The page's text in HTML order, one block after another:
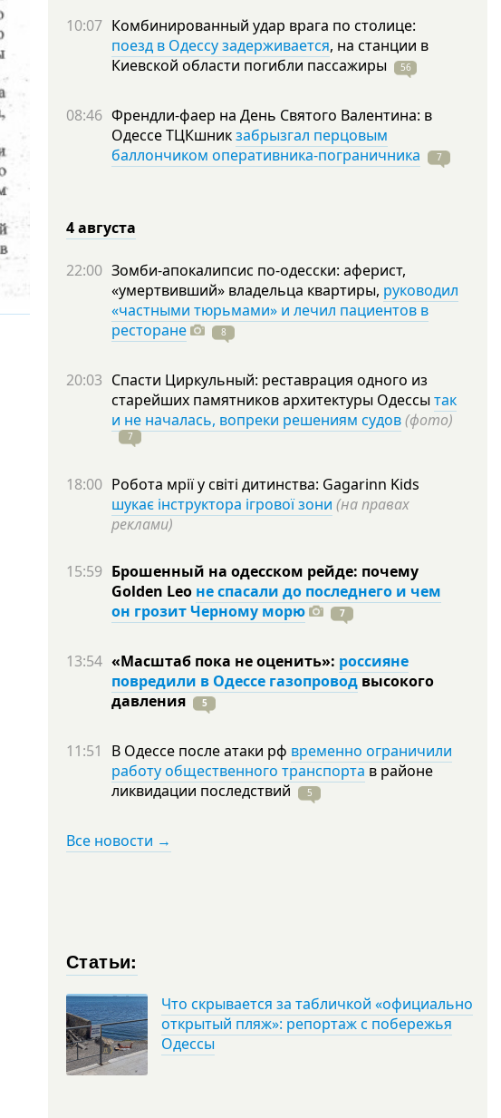
10:07 Комбинированный удар врага по столице:
поезд в Одессу задерживается, на станции в
Киевской области погибли пассажиры 56
08:46 Френдли-фаер на День Святого Валентина: в
Одессе ТЦКшникзабрызгал перцовым
баллончиком оперативника-пограничника
7
4 августа
22:00 Зомби-апокалипсис по-одесски: аферист,
«умертвивший» владельца квартиры, руководил
«частными тюрьмами» и лечил пациентов в
ресторане
8
20:03 Спасти Циркульный: реставрация одного из
старейших памятников архитектуры Одессы так
и не началась, вопреки решениям судов(фото)
7
18:00 Робота мрії у світі дитинства: Gagarinn Kids
шукає інструктора ігрової зони (на правах
реклами)
15:59 Брошенный на одесском рейде: почему
Golden Leo не спасали до последнего и чем
он грозит Черному морю
7
13:54 «Масштаб пока не оценить»: россияне
повредили в Одессе газопровод высокого
давления
5
11:51 В Одессе после атаки рф временно ограничили
работу общественного транспорта в районе
ликвидации последствий 5
Все новости →
Статьи:
Что скрывается за табличкой «официально
открытый пляж»: репортаж с побережья
Одессы